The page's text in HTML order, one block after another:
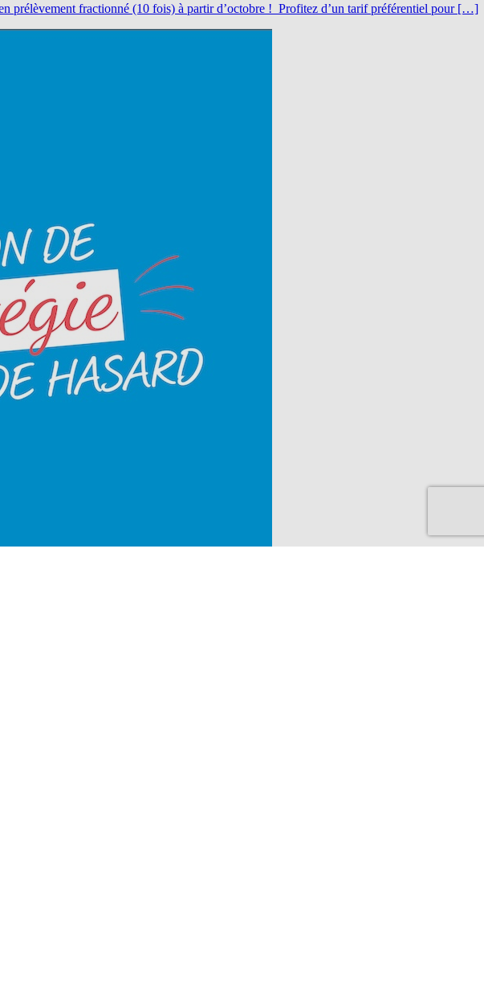
prélèvement fractionné (10 fois) à partir d’octobre ! Profitez d’un tarif préférentiel pour […]